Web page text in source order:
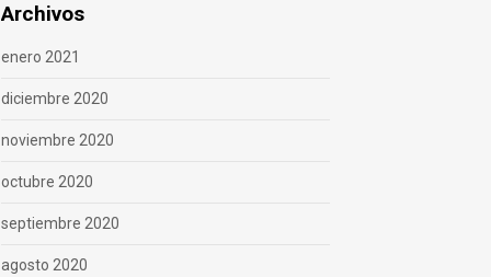
Archivos
enero 2021
diciembre 2020
noviembre 2020
octubre 2020
septiembre 2020
agosto 2020